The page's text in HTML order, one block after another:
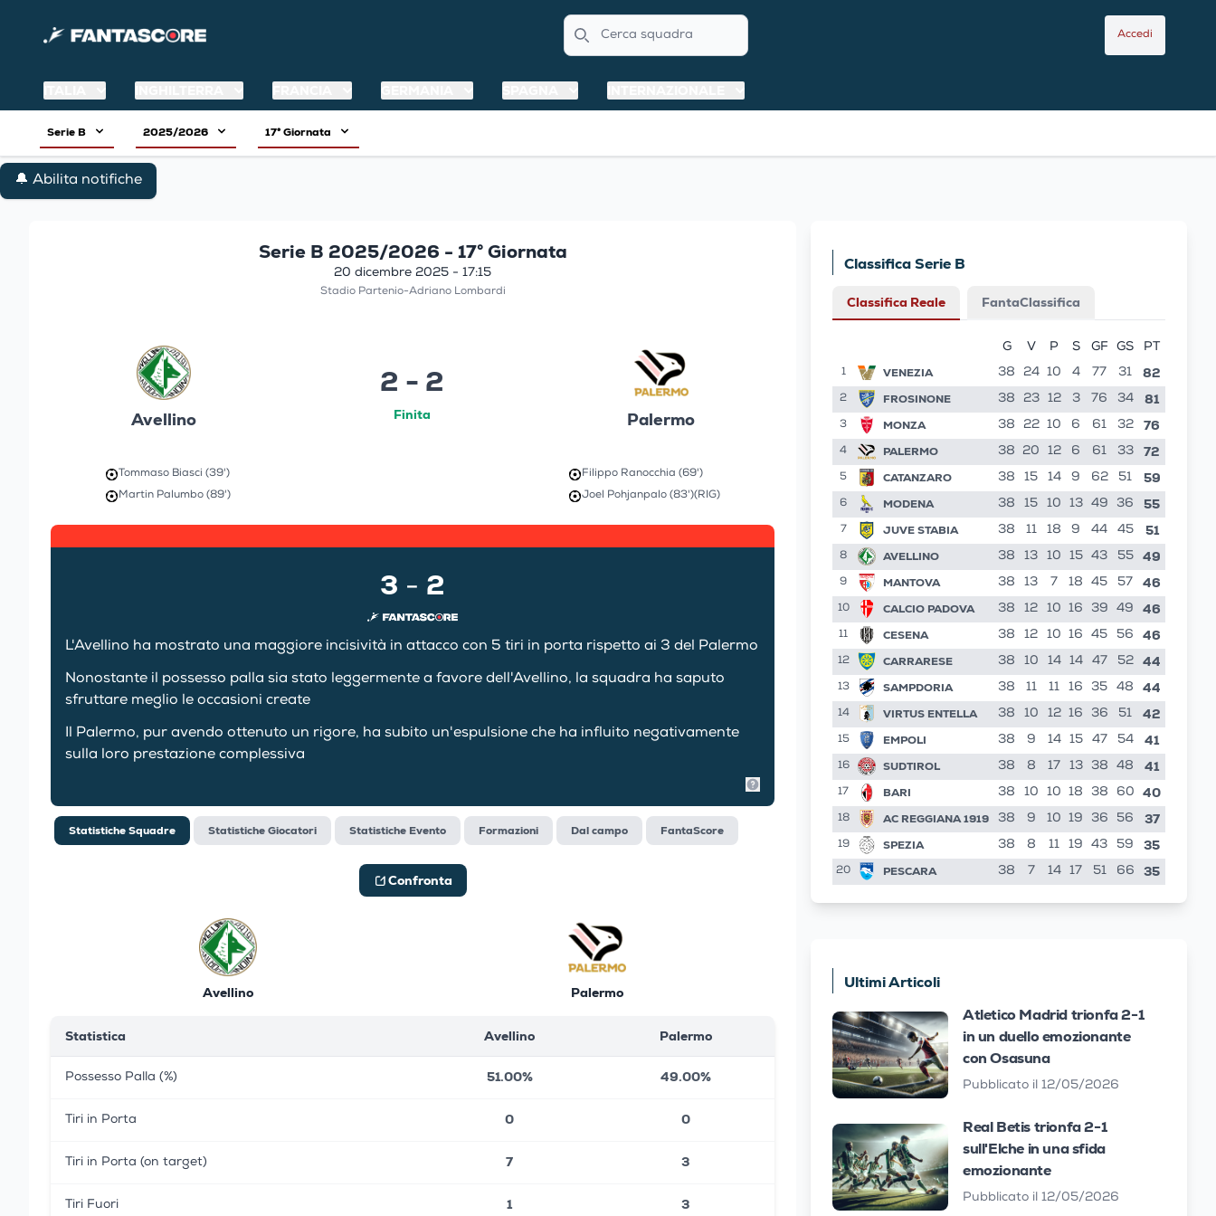
Search
Accedi
Serie B 2025/2026 17° Giornata
🔔 Abilita notifiche
Serie B 2025/2026 - 17° Giornata
20 dicembre 2025 - 17:15
Stadio Partenio-Adriano Lombardi
Avellino
2 - 2
Finita Palermo
Tommaso Biasci (39')
Martin Palumbo (89')
Filippo Ranocchia (69')
Joel Pohjanpalo (83')(RIG)
3 - 2
L'Avellino ha mostrato una maggiore incisività in attacco con 5 tiri in porta rispetto ai 3 del Palermo
Nonostante il possesso palla sia stato leggermente a favore dell'Avellino, la squadra ha saputo
sfruttare meglio le occasioni create
Il Palermo, pur avendo ottenuto un rigore, ha subito un'espulsione che ha influito negativamente
sulla loro prestazione complessiva
Mostra informazioni
Statistiche Squadre Statistiche Giocatori Statistiche Evento Formazioni Dal campo FantaScore
Confronta
Avellino Palermo
Statistica Avellino Palermo
Possesso Palla (%) 51.00% 49.00%
Tiri in Porta 0 0
Tiri in Porta (on target) 7 3
Tiri Fuori 1 3
Classifica Serie B
Classifica Reale FantaClassifica
G V P S GF GS PT
1 VENEZIA 38 24 10 4 77 31 82
2 FROSINONE 38 23 12 3 76 34 81
3 MONZA 38 22 10 6 61 32 76
4 PALERMO 38 20 12 6 61 33 72
5 CATANZARO 38 15 14 9 62 51 59
6 MODENA 38 15 10 13 49 36 55
7 JUVE STABIA 38 11 18 9 44 45 51
8 AVELLINO 38 13 10 15 43 55 49
9 MANTOVA 38 13 7 18 45 57 46
10 CALCIO PADOVA 38 12 10 16 39 49 46
11 CESENA 38 12 10 16 45 56 46
12 CARRARESE 38 10 14 14 47 52 44
13 SAMPDORIA 38 11 11 16 35 48 44
14 VIRTUS ENTELLA 38 10 12 16 36 51 42
15 EMPOLI 38 9 14 15 47 54 41
16 SUDTIROL 38 8 17 13 38 48 41
17 BARI 38 10 10 18 38 60 40
18 AC REGGIANA 1919 38 9 10 19 36 56 37
19 SPEZIA 38 8 11 19 43 59 35
20 PESCARA 38 7 14 17 51 66 35
Ultimi Articoli
Atletico Madrid trionfa 2-1
in un duello emozionante
con Osasuna
Pubblicato il 12/05/2026
Real Betis trionfa 2-1
sull'Elche in una sfida
emozionante
Pubblicato il 12/05/2026